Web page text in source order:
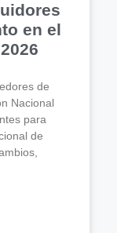
en el
de
Nacional
para
de